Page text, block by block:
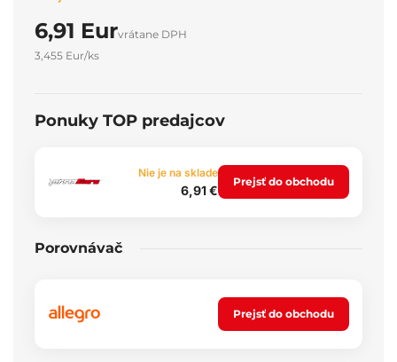
6,91 Eurvrátane DPH
3,455 Eur/ks
Ponuky TOP predajcov
Nie je na sklade
6,91 €
Prejsť do obchodu
Porovnávač
Prejsť do obchodu